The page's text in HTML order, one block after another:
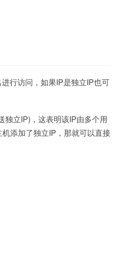
行访问，如果IP是独立IP也可
独立IP)，这表明该IP由多个用
机添加了独立IP，那就可以直接